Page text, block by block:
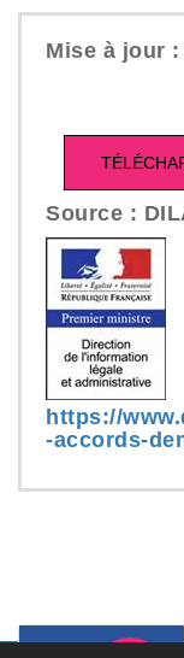
Mise à jour :
Source :
https://
-accords-